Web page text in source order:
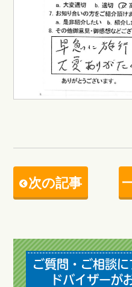
次の記事
ご質問・ご相談
ドバイザーが